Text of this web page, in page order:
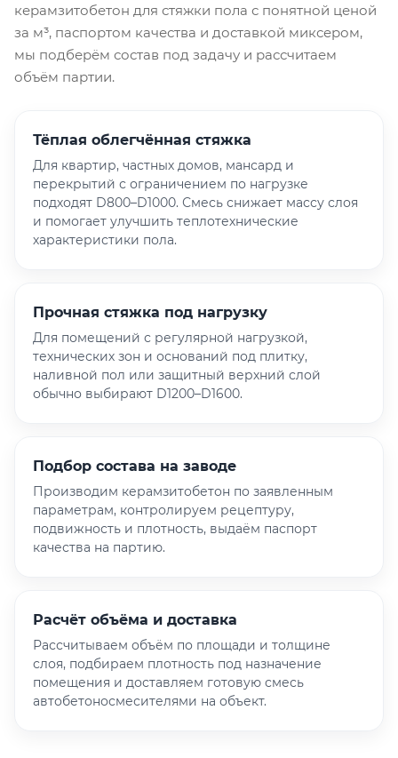
керамзитобетон для стяжки пола с понятной ценой
за м³, паспортом качества и доставкой миксером,
мы подберём состав под задачу и рассчитаем
объём партии.
Тёплая облегчённая стяжка
Для квартир, частных домов, мансард и
перекрытий с ограничением по нагрузке
подходят D800–D1000. Смесь снижает массу слоя
и помогает улучшить теплотехнические
характеристики пола.
Прочная стяжка под нагрузку
Для помещений с регулярной нагрузкой,
технических зон и оснований под плитку,
наливной пол или защитный верхний слой
обычно выбирают D1200–D1600.
Подбор состава на заводе
Производим керамзитобетон по заявленным
параметрам, контролируем рецептуру,
подвижность и плотность, выдаём паспорт
качества на партию.
Расчёт объёма и доставка
Рассчитываем объём по площади и толщине
слоя, подбираем плотность под назначение
помещения и доставляем готовую смесь
автобетоносмесителями на объект.